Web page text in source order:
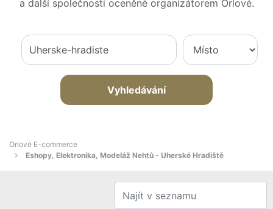
a další společnosti oceněné organizátorem Orlové.
Vyhledávání
Orlové E-commerce
Eshopy, Elektronika, Modeláž Nehtů - Uherské Hradiště